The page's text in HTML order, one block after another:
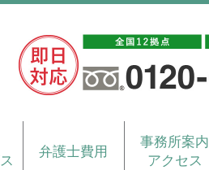
弁護士費用
事務所案内
アクセス